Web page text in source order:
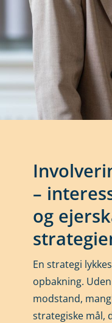
–
og
En strategi
opbakning.
modstand,
strategiske mål,